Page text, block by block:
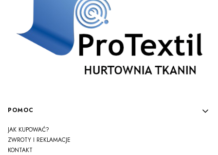
Linki w stopce
POMOC
JAK KUPOWAĆ?
ZWROTY I REKLAMACJE
KONTAKT